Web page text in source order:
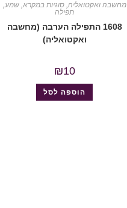
מחשבה ואקטואליה,סוגיות במקרא,שמע,
תפילה
1608 התפילה הערבה (מחשבה
ואקטואליה)
₪10
הוספה לסל